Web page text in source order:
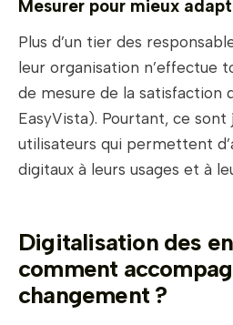
Mesurer pour mieux
Plus d’un tier des
leur organisation n’effectue
de mesure de la satisfaction
EasyVista). Pourtant, ce
utilisateurs qui permettent
digitaux à leurs usages et à
Digitalisation des
comment
changement ?